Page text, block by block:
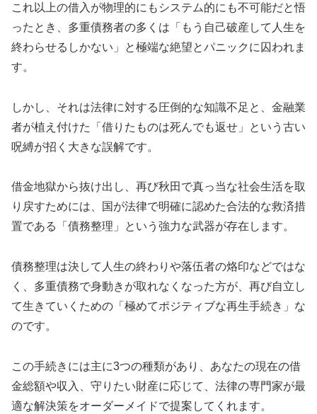
これ以上の借入が物理的にもシステム的にも不可能だと悟
ったとき、多重債務者の多くは「もう自己破産して人生を
終わらせるしかない」と極端な絶望とパニックに囚われま
す。
しかし、それは法律に対する圧倒的な知識不足と、金融業
者が植え付けた「借りたものは死んでも返せ」という古い
呪縛が招く大きな誤解です。
借金地獄から抜け出し、再び秋田で真っ当な社会生活を取
り戻すためには、国が法律で明確に認めた合法的な救済措
置である「債務整理」という強力な武器が存在します。
債務整理は決して人生の終わりや落伍者の烙印などではな
く、多重債務で身動きが取れなくなった方が、再び自立し
て生きていくための「極めてポジティブな再生手続き」な
のです。
この手続きには主に3つの種類があり、あなたの現在の借
金総額や収入、守りたい財産に応じて、法律の専門家が最
適な解決策をオーダーメイドで提案してくれます。